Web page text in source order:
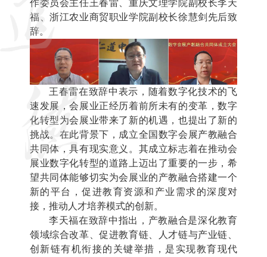
作委员会主任王春雷、重庆文理学院副校长李天
福、浙江农业商贸职业学院副校长徐慧剑先后致
辞。
王春雷在致辞中表示，随着数字化技术的飞
速发展，会展业正经历着前所未有的变革，数字
化转型为会展业带来了新的机遇，也提出了新的
挑战。在此背景下，成立全国数字会展产教融合
共同体，具有现实意义。其成立标志着在推动会
展业数字化转型的道路上迈出了重要的一步，希
望共同体能够切实为会展业的产教融合搭建一个
新的平台，促进教育资源和产业需求的深度对
接，推动人才培养模式的创新。
李天福在致辞中指出，产教融合是深化教育
领域综合改革、促进教育链、人才链与产业链、
创新链有机衔接的关键举措，是实现教育现代